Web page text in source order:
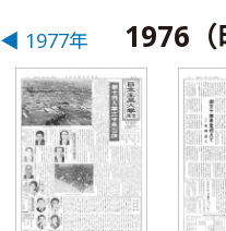
◀ 1977年 1976